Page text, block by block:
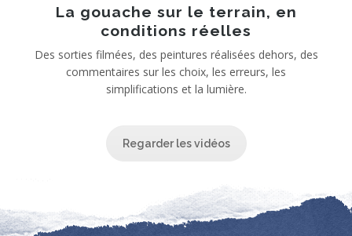
La gouache sur le terrain, en
conditions réelles
Des sorties filmées, des peintures réalisées dehors, des
commentaires sur les choix, les erreurs, les
simplifications et la lumière.
Regarder les vidéos